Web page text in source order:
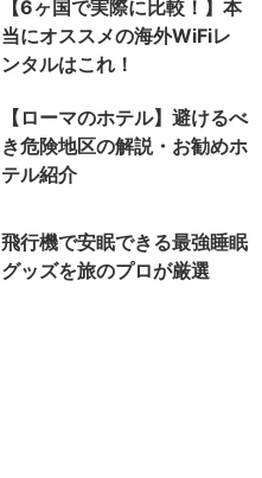
【6ヶ国で実際に比較！】本
当にオススメの海外WiFiレ
ンタルはこれ！
【ローマのホテル】避けるべ
き危険地区の解説・お勧めホ
テル紹介
飛行機で安眠できる最強睡眠
グッズを旅のプロが厳選